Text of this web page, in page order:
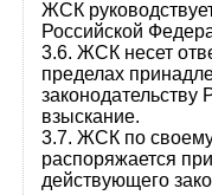
ЖСК
Российской
3.6. ЖСК несет
пределах
взыскание.
3.7. ЖСК по
распоряжается
действующего